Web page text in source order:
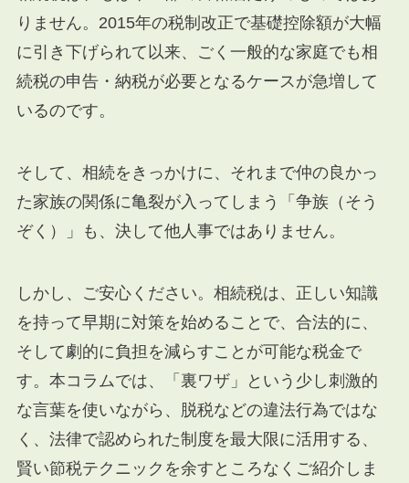
りません。2015年の税制改正で基礎控除額が大幅
に引き下げられて以来、ごく一般的な家庭でも相
続税の申告・納税が必要となるケースが急増して
いるのです。
そして、相続をきっかけに、それまで仲の良かっ
た家族の関係に亀裂が入ってしまう「争族（そう
ぞく）」も、決して他人事ではありません。
しかし、ご安心ください。相続税は、正しい知識
を持って早期に対策を始めることで、合法的に、
そして劇的に負担を減らすことが可能な税金で
す。本コラムでは、「裏ワザ」という少し刺激的
な言葉を使いながら、脱税などの違法行為ではな
く、法律で認められた制度を最大限に活用する、
賢い節税テクニックを余すところなくご紹介しま